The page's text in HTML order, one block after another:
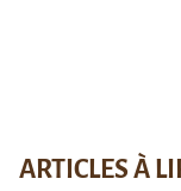
ARTICLES À